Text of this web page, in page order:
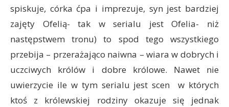
spiskuje, córka ćpa i imprezuje, syn jest bardziej
zajęty Ofelią- tak w serialu jest Ofelia- niż
następstwem tronu) to spod tego wszystkiego
przebija – przerażająco naiwna – wiara w dobrych i
uczciwych królów i dobre królowe. Nawet nie
uwierzycie ile w tym serialu jest scen w których
ktoś z królewskiej rodziny okazuje się jednak